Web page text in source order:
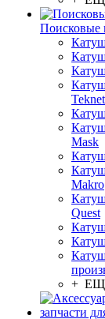
Поисковые
Mask
Makro
Quest
+